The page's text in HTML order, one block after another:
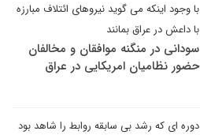
با وجود اینکه می گوید نیروهای ائتلاف مبارزه
با داعش در عراق بمانند
سودانی در منگنه موافقان و مخالفان
حضور نظامیان امریکایی در عراق
دوره ای که رشد بی سابقه روابط را شاهد بود